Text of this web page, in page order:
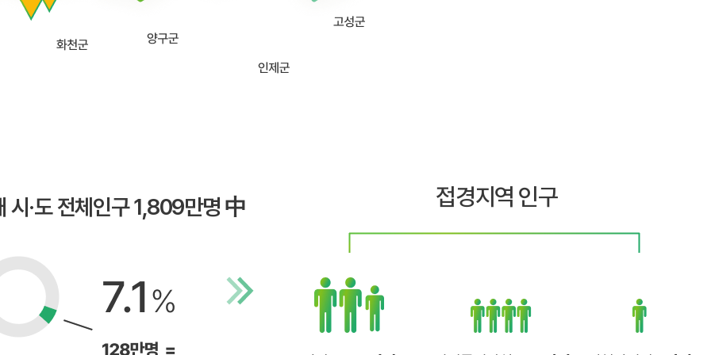
시·도 전체인구 1,809만명 中 접경지역 인구